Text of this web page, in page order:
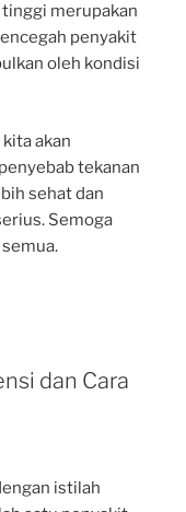
merupakan
penyakit
oleh kondisi
akan
tekanan
sehat dan
Semoga
dan Cara
istilah